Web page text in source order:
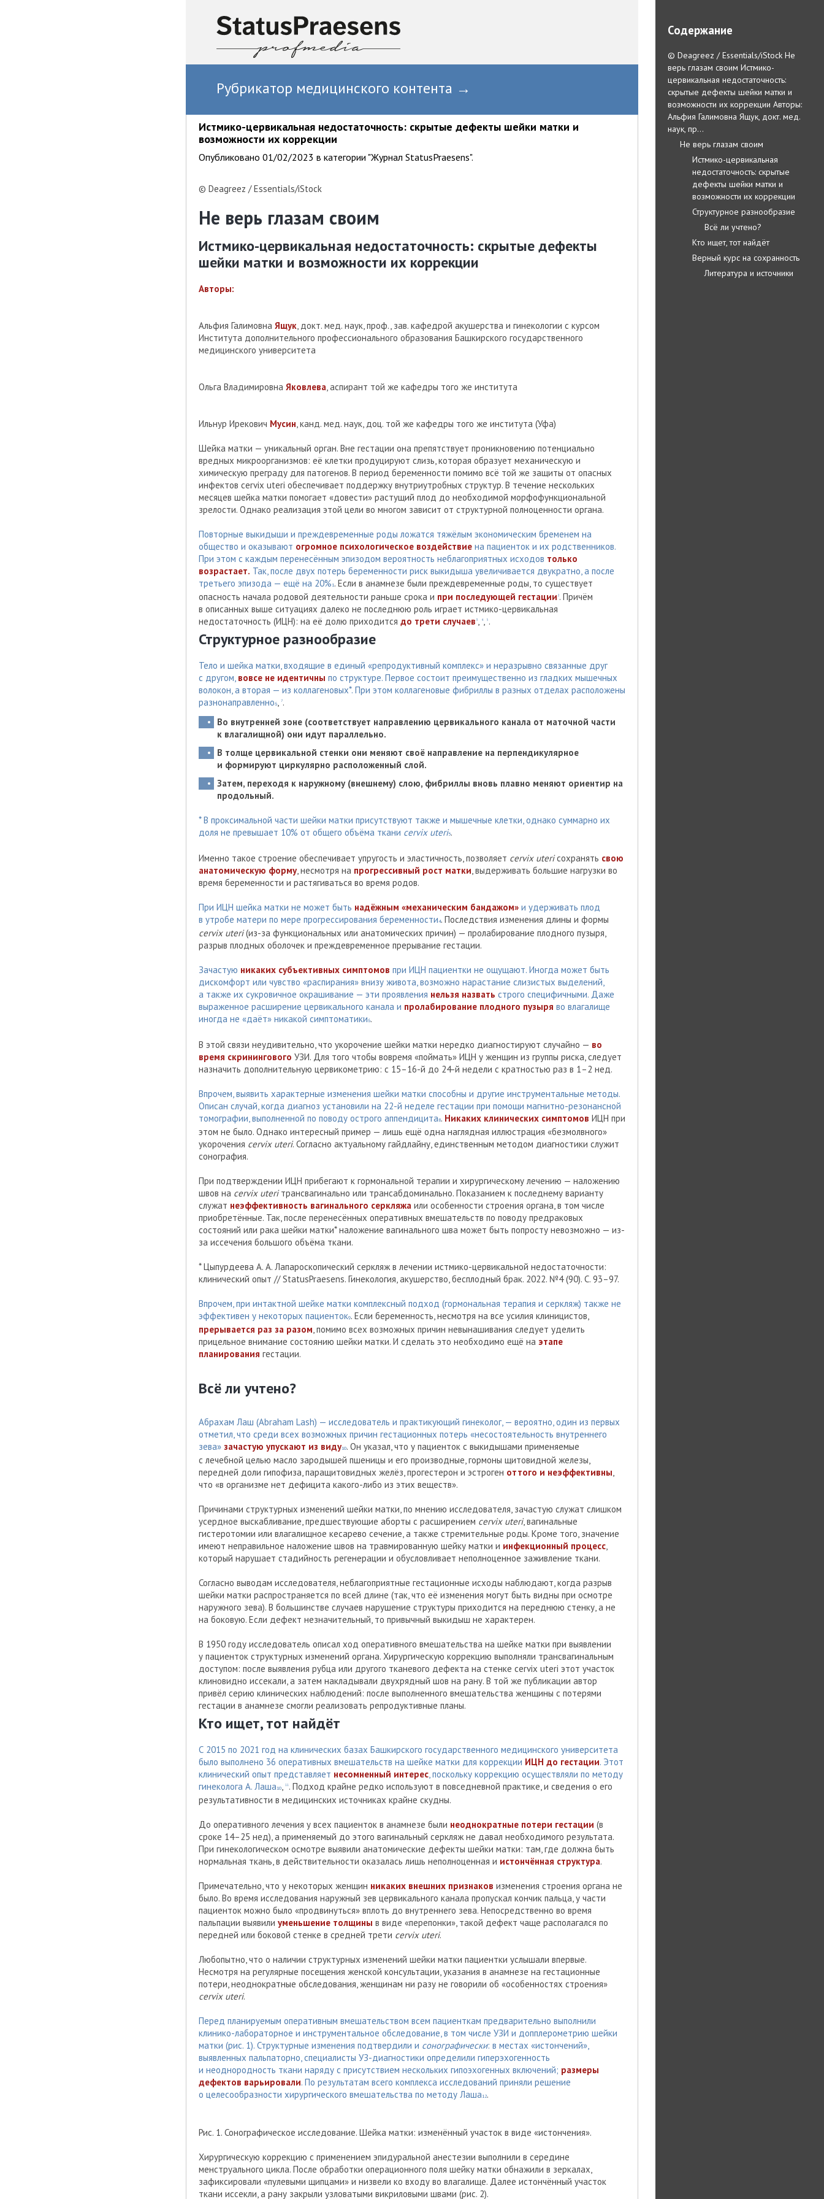
Рубрикатор медицинского контента →
Истмико-цервикальная недостаточность: скрытые дефекты шейки матки и
возможности их коррекции
Опубликовано 01/02/2023 в категории "Журнал StatusPraesens".
Содержание
© Deagreez / Essentials/iStock Не
верь глазам своим Истмико-
цервикальная недостаточность:
скрытые дефекты шейки матки и
возможности их коррекции Авторы:
Альфия Галимовна Ящук, докт. мед.
наук, пр…
Не верь глазам своим
Истмико-цервикальная
недостаточность: скрытые
дефекты шейки матки и
возможности их коррекции
Структурное разнообразие
Всё ли учтено?
Кто ищет, тот найдёт
Верный курс на сохранность
Литература и источники
© Deagreez / Essentials/iStock
Не верь глазам своим
Истмико-цервикальная недостаточность: скрытые дефекты
шейки матки и возможности их коррекции
Авторы:
Альфия Галимовна Ящук, докт. мед. наук, проф., зав. кафедрой акушерства и гинекологии с курсом
Института дополнительного профессионального образования Башкирского государственного
медицинского университета
Ольга Владимировна Яковлева, аспирант той же кафедры того же института
Ильнур Ирекович Мусин, канд. мед. наук, доц. той же кафедры того же института (Уфа)
Шейка матки — уникальный орган. Вне гестации она препятствует проникновению потенциально
вредных микроорганизмов: её клетки продуцируют слизь, которая образует механическую и
химическую преграду для патогенов. В период беременности помимо всё той же защиты от опасных
инфектов cervix uteri обеспечивает поддержку внутриутробных структур. В течение нескольких
месяцев шейка матки помогает «довести» растущий плод до необходимой морфофункциональной
зрелости. Однако реализация этой цели во многом зависит от структурной полноценности органа.
Повторные выкидыши и преждевременные роды ложатся тяжёлым экономическим бременем на
общество и оказывают огромное психологическое воздействие на пациенток и их родственников.
При этом с каждым перенесённым эпизодом вероятность неблагоприятных исходов только
возрастает. Так, после двух потерь беременности риск выкидыша увеличивается двукратно, а после
третьего эпизода — ещё на 20% 1. Если в анамнезе были преждевременные роды, то существует
опасность начала родовой деятельности раньше срока и при последующей гестации 2. Причём
в описанных выше ситуациях далеко не последнюю роль играет истмико-цервикальная
недостаточность (ИЦН): на её долю приходится до трети случаев 3, 4, 5 .
Структурное разнообразие
Тело и шейка матки, входящие в единый «репродуктивный комплекс» и неразрывно связанные друг
с другом, вовсе не идентичны по структуре. Первое состоит преимущественно из гладких мышечных
волокон, а вторая — из коллагеновых*. При этом коллагеновые фибриллы в разных отделах расположены
разнонаправленно6, 7.
Во внутренней зоне (соответствует направлению цервикального канала от маточной части
к влагалищной) они идут параллельно.
В толще цервикальной стенки они меняют своё направление на перпендикулярное
и формируют циркулярно расположенный слой.
Затем, переходя к наружному (внешнему) слою, фибриллы вновь плавно меняют ориентир на
продольный.
* В проксимальной части шейки матки присутствуют также и мышечные клетки, однако суммарно их
доля не превышает 10% от общего объёма ткани cervix uteri5.
Именно такое строение обеспечивает упругость и эластичность, позволяет cervix uteriсохранять свою
анатомическую форму, несмотря на прогрессивный рост матки, выдерживать большие нагрузки во
время беременности и растягиваться во время родов.
При ИЦН шейка матки не может быть надёжным «механическим бандажом» и удерживать плод
в утробе матери по мере прогрессирования беременности4. Последствия изменения длины и формы
cervix uteri(из-за функциональных или анатомических причин) — пролабирование плодного пузыря,
разрыв плодных оболочек и преждевременное прерывание гестации.
Зачастую никаких субъективных симптомов при ИЦН пациентки не ощущают. Иногда может быть
дискомфорт или чувство «распирания» внизу живота, возможно нарастание слизистых выделений,
а также их сукровичное окрашивание — эти проявления нельзя назвать строго специфичными. Даже
выраженное расширение цервикального канала и пролабирование плодного пузыря во влагалище
иногда не «даёт» никакой симптоматики6.
В этой связи неудивительно, что укорочение шейки матки нередко диагностируют случайно — во
время скринингового УЗИ. Для того чтобы вовремя «поймать» ИЦН у женщин из группы риска, следует
назначить дополнительную цервикометрию: с 15–16-й до 24-й недели с кратностью раз в 1–2 нед.
Впрочем, выявить характерные изменения шейки матки способны и другие инструментальные методы.
Описан случай, когда диагноз установили на 22-й неделе гестации при помощи магнитно-резонансной
томографии, выполненной по поводу острого аппендицита8. Никаких клинических симптомов ИЦН при
этом не было. Однако интересный пример — лишь ещё одна наглядная иллюстрация «безмолвного»
укорочения cervix uteri. Согласно актуальному гайдлайну, единственным методом диагностики служит
сонография.
При подтверждении ИЦН прибегают к гормональной терапии и хирургическому лечению — наложению
швов на cervix uteriтрансвагинально или трансабдоминально. Показанием к последнему варианту
служат неэффективность вагинального серкляжа или особенности строения органа, в том числе
приобретённые. Так, после перенесённых оперативных вмешательств по поводу предраковых
состояний или рака шейки матки* наложение вагинального шва может быть попросту невозможно — из-
за иссечения большого объёма ткани.
* Цыпурдеева А. А. Лапароскопический серкляж в лечении истмико-цервикальной недостаточности:
клинический опыт // StatusPraesens. Гинекология, акушерство, бесплодный брак. 2022. №4 (90). C. 93–97.
Впрочем, при интактной шейке матки комплексный подход (гормональная терапия и серкляж) также не
эффективен у некоторых пациенток9. Если беременность, несмотря на все усилия клиницистов,
прерывается раз за разом, помимо всех возможных причин невынашивания следует уделить
прицельное внимание состоянию шейки матки. И сделать это необходимо ещё на этапе
планирования гестации.
Всё ли учтено?
Абрахам Лаш (Abraham Lash) — исследователь и практикующий гинеколог, — вероятно, один из первых
отметил, что среди всех возможных причин гестационных потерь «несостоятельность внутреннего
зева» зачастую упускают из виду10. Он указал, что у пациенток с выкидышами применяемые
с лечебной целью масло зародышей пшеницы и его производные, гормоны щитовидной железы,
передней доли гипофиза, паращитовидных желёз, прогестерон и эстроген оттого и неэффективны,
что «в организме нет дефицита какого-либо из этих веществ».
Причинами структурных изменений шейки матки, по мнению исследователя, зачастую служат слишком
усердное выскабливание, предшествующие аборты с расширением cervix uteri, вагинальные
гистеротомии или влагалищное кесарево сечение, а также стремительные роды. Кроме того, значение
имеют неправильное наложение швов на травмированную шейку матки и инфекционный процесс,
который нарушает стадийность регенерации и обусловливает неполноценное заживление ткани.
Согласно выводам исследователя, неблагоприятные гестационные исходы наблюдают, когда разрыв
шейки матки распространяется по всей длине (так, что её изменения могут быть видны при осмотре
наружного зева). В большинстве случаев нарушение структуры приходится на переднюю стенку, а не
на боковую. Если дефект незначительный, то привычный выкидыш не характерен.
В 1950 году исследователь описал ход оперативного вмешательства на шейке матки при выявлении
у пациенток структурных изменений органа. Хирургическую коррекцию выполняли трансвагинальным
доступом: после выявления рубца или другого тканевого дефекта на стенке cervix uteri этот участок
клиновидно иссекали, а затем накладывали двухрядный шов на рану. В той же публикации автор
привёл серию клинических наблюдений: после выполненного вмешательства женщины с потерями
гестации в анамнезе смогли реализовать репродуктивные планы.
Кто ищет, тот найдёт
С 2015 по 2021 год на клинических базах Башкирского государственного медицинского университета
было выполнено 36 оперативных вмешательств на шейке матки для коррекции ИЦН до гестации. Этот
клинический опыт представляет несомненный интерес, поскольку коррекцию осуществляли по методу
гинеколога А. Лаша 10, 11. Подход крайне редко используют в повседневной практике, и сведения о его
результативности в медицинских источниках крайне скудны.
До оперативного лечения у всех пациенток в анамнезе были неоднократные потери гестации (в
сроке 14–25 нед), а применяемый до этого вагинальный серкляж не давал необходимого результата.
При гинекологическом осмотре выявили анатомические дефекты шейки матки: там, где должна быть
нормальная ткань, в действительности оказалась лишь неполноценная и истончённая структура.
Примечательно, что у некоторых женщин никаких внешних признаков изменения строения органа не
было. Во время исследования наружный зев цервикального канала пропускал кончик пальца, у части
пациенток можно было «продвинуться» вплоть до внутреннего зева. Непосредственно во время
пальпации выявили уменьшение толщины в виде «перепонки», такой дефект чаще располагался по
передней или боковой стенке в средней трети cervix uteri.
Любопытно, что о наличии структурных изменений шейки матки пациентки услышали впервые.
Несмотря на регулярные посещения женской консультации, указания в анамнезе на гестационные
потери, неоднократные обследования, женщинам ни разу не говорили об «особенностях строения»
cervix uteri.
Перед планируемым оперативным вмешательством всем пациенткам предварительно выполнили
клинико-лабораторное и инструментальное обследование, в том числе УЗИ и допплерометрию шейки
матки (рис. 1). Структурные изменения подтвердили и сонографически: в местах «истончений»,
выявленных пальпаторно, специалисты УЗ-диагностики определили гиперэхогенность
и неоднородность ткани наряду с присутствием нескольких гипоэхогенных включений; размеры
дефектов варьировали. По результатам всего комплекса исследований приняли решение
о целесообразности хирургического вмешательства по методу Лаша 12.
Рис. 1. Сонографическое исследование. Шейка матки: изменённый участок в виде «истончения».
Хирургическую коррекцию с применением эпидуральной анестезии выполнили в середине
менструального цикла. После обработки операционного поля шейку матки обнажили в зеркалах,
зафиксировали «пулевыми щипцами» и низвели ко входу во влагалище. Далее истончённый участок
ткани иссекли, а рану закрыли узловатыми викриловыми швами (рис. 2).